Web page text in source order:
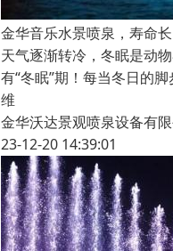
金华音乐水景喷泉，寿命长
天气逐渐转冷，冬眠是动
有“冬眠”期！每当冬日的
维
金华沃达景观喷泉设备有
23-12-20 14:39:01